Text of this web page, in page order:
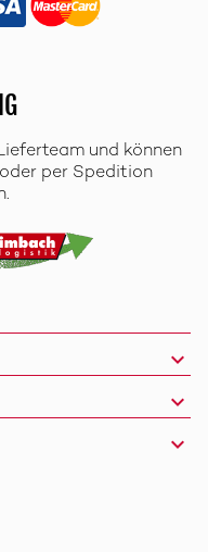
und können
per Spedition